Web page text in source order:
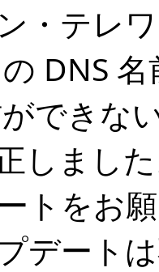
・テレ
DNS
できな
しまし
トをお
デート